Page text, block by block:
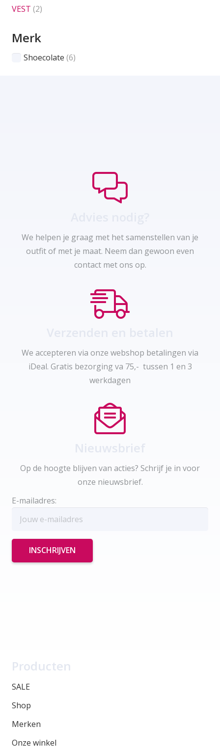
VEST (2)
Merk
Shoecolate (6)
We helpen je graag met het samenstellen van je
outfit of met je maat. Neem dan gewoon even
contact met ons op.
We accepteren via onze webshop betalingen via
iDeal. Gratis bezorging va 75,- tussen 1 en 3
werkdagen
Op de hoogte blijven van acties? Schrijf je in voor
onze nieuwsbrief.
E-mailadres:
Producten
SALE
Shop
Merken
Onze winkel